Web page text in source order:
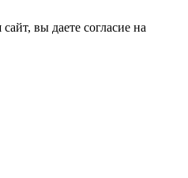
вы даете согласие на